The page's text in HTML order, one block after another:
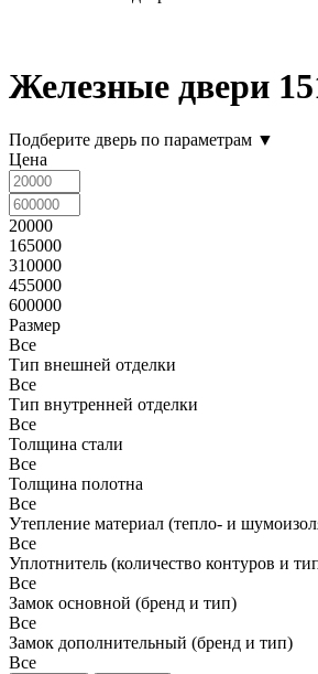
Железные двери
Подберите дверь по параметрам ▼
Цена
20000
165000
310000
455000
600000
Размер
Все
Тип внешней отделки
Все
Тип внутренней отделки
Все
Толщина стали
Все
Толщина полотна
Все
Утепление материал (тепло- и
Все
Уплотнитель (количество контуров и
Все
Замок основной (бренд и тип)
Все
Замок дополнительный (бренд и тип)
Все